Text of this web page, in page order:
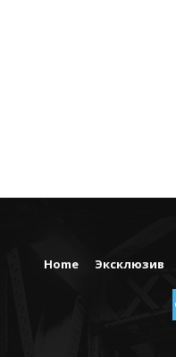
Home Эксклюзив